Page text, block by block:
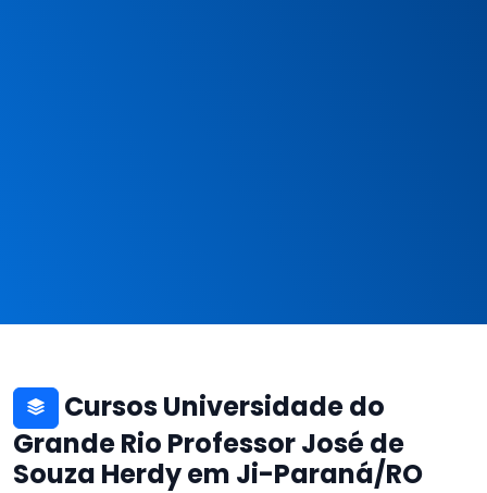
Cursos Universidade do
Grande Rio Professor José de
Souza Herdy em Ji-Paraná/RO